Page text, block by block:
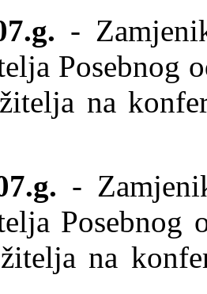
-
Posebnog
na
-
Posebnog
na